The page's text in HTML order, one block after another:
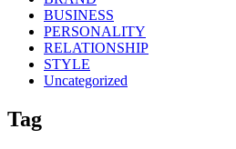
BUSINESS
PERSONALITY
RELATIONSHIP
STYLE
Uncategorized
Tag